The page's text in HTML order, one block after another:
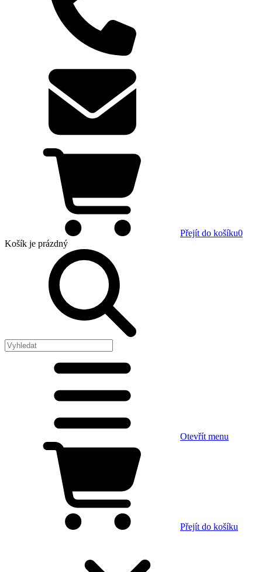
Přejít do košíku0
Košík je prázdný
Otevřít menu
Přejít do košíku